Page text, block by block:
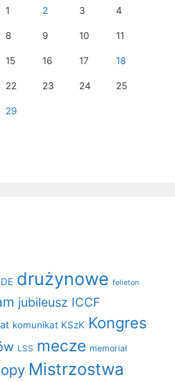
1 2 3 4
8 9 10 11
15 16 17 18
22 23 24 25
29
DE drużynowe felieton
jubileusz ICCF
komunikat KSzK Kongres
LSS mecze memoriał
Mistrzostwa